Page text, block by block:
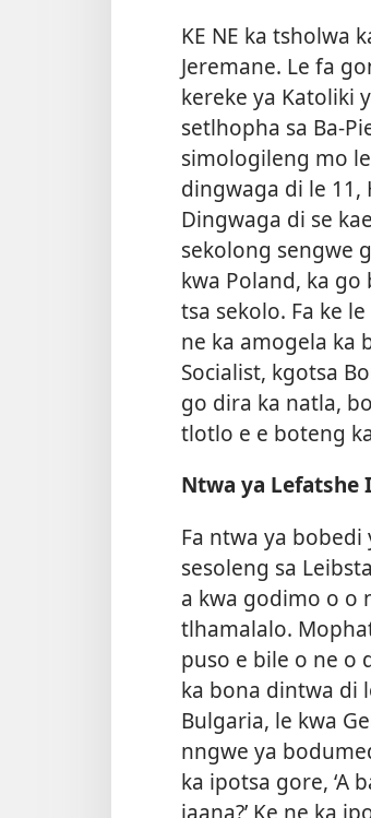
KE NE ka tsholwa
Jeremane. Le fa
kereke ya Katoliki
setlhopha sa Ba-
simologileng mo
dingwaga di le 11,
Dingwaga di se
sekolong sengwe
kwa Poland, ka
tsa sekolo. Fa ke
ne ka amogela ka
Socialist, kgotsa
go dira ka natla,
tlotlo e e boteng
Ntwa ya Lefatshe
Fa ntwa ya
sesoleng sa
a kwa godimo o o
tlhamalalo.
puso e bile o ne o
ka bona dintwa di
Bulgaria, le kwa
nngwe ya
ka ipotsa gore, ‘A
jaana?’ Ke ne ka